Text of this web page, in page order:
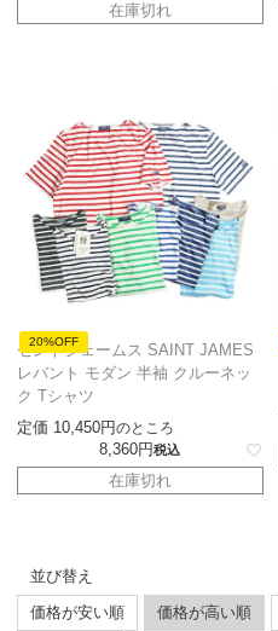
在庫切れ
20%OFF
セントジェームス SAINT JAMES
レバント モダン 半袖 クルーネッ
ク Tシャツ
定価 10,450 のところ
8,360 税込
在庫切れ
並び替え
価格が安い順
価格が高い順